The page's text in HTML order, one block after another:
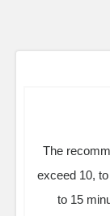
The
exceed 10,
to 15